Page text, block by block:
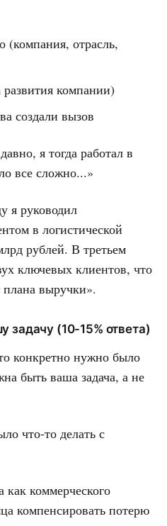
(компания, отрасль,
компании)
создали вызов
я тогда работал в
все сложно...»
я руководил
в логистической
рублей. В третьем
ключевых клиентов, что
плана выручки».
задачу (10-15% ответа)
конкретно нужно было
быть ваша задача, а не
что-то делать с
как коммерческого
компенсировать потерю